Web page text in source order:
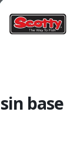
base